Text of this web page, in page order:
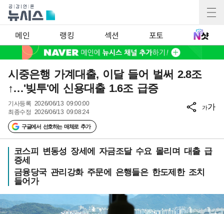
메인 랭킹 섹션 포토
시중은행 가계대출, 이달 들어 벌써 2.8조
↑…'빚투'에 신용대출 1.6조 급증
기사등록 2026/06/13 09:00:00
최종수정 2026/06/13 09:08:24
구글에서 선호하는 매체로 추가
가가
코스피 변동성 장세에 자금조달 수요 몰리며 대출 급
증세
금융당국 관리강화 주문에 은행들은 한도제한 조치
들어가